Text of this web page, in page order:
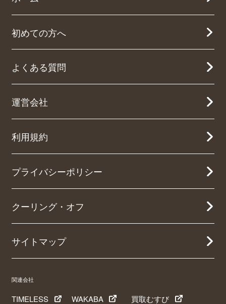
初めての方へ
よくある質問
運営会社
利用規約
プライバシーポリシー
クーリング・オフ
サイトマップ
関連会社
TIMELESS WAKABA
買取むすび